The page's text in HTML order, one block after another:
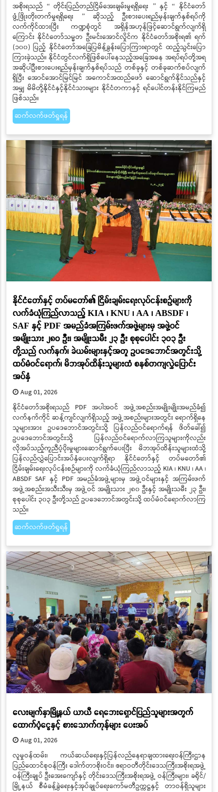
​​​​​​​အစိုးရသည် ‘‘ တိုင်းပြည်တည်ငြိမ်အေးချမ်းမှုရရှိရေး ’’ နှင့် ‘‘ နိုင်ငံတော်
ဖွံ့ဖြိုးတိုးတက်မှုရရှိရေး ’’ ဆိုသည့် ဦးစားပေးရည်မှန်းချက်နှစ်ရပ်ကို
လက်ကိုင်ထားပြီး ကဏ္ဍစုံတွင် အရှိန်အဟုန်ဖြင့်ဆောင်ရွက်လျက်ရှိ
ကြောင်း နိုင်ငံတော်သမ္မတ ဦးမင်းအောင်လှိုင်က နိုင်ငံတော်အစိုးရ၏ ရက်
(၁၀၀) ပြည့် နိုင်ငံတော်အခြေပြမိန့်ခွန်းပြောကြားရာတွင် ထည့်သွင်းပြော
ကြားခဲ့သည်။ နိုင်ငံတွင်လက်ရှိဖြစ်ပေါ်နေသည့်အခြေအနေ အရပ်ရပ်တို့အရ
အဆိုပါဦးစားပေးရည်မှန်းချက်နှစ်ရပ်သည် တစ်ခုနှင့် တစ်ခုဆက်စပ်လျက်
ရှိပြီး အောင်အောင်မြင်မြင် အကောင်အထည်ဖော် ဆောင်ရွက်နိုင်သည်နှင့်
အမျှ မိမိတို့နိုင်ငံနှင့်နိုင်ငံသားများ နိုင်ငံတကာနှင့် ရင်ပေါင်တန်းနိုင်ကြမည်
ဖြစ်သည်။
ဆက်လက်ဖတ်ရှုရန်
နိုင်ငံတော်နှင့် တပ်မတော်၏ ငြိမ်းချမ်းရေးလုပ်ငန်းစဉ်များကို
လက်ခံယုံကြည်လာသည့် KIA ၊ KNU ၊ AA ၊ ABSDF ၊
SAF နှင့် PDF အမည်ခံအကြမ်းဖက်အဖွဲ့များမှ အဖွဲ့ဝင်
အမျိုးသား ၂၈၀ ဦး၊ အမျိုးသမီး ၂၃ ဦး စုစုပေါင်း ၃၀၃ ဦး
တို့သည် လက်နက်၊ ခဲယမ်းများနှင့်အတူ ဥပဒေဘောင်အတွင်းသို့
ထပ်မံဝင်ရောက်၊ မိဘအုပ်ထိန်းသူများထံ စနစ်တကျလွှဲပြောင်း
အပ်နှံ
Aug 01, 2026
နိုင်ငံတော်အစိုးရသည် PDF အပါအဝင် အဖွဲ့အစည်းအမျိုးမျိုးအမည်ခံ၍
လက်နက်ကိုင် ဆန့်ကျင်လျက်ရှိသည့် အဖွဲ့အစည်းများအတွင်း ရောက်ရှိနေ
သူများအား ဥပဒေဘောင်အတွင်းသို့ ပြန်လည်ဝင်ရောက်ရန် ဖိတ်ခေါ်၍
ဥပဒေဘောင်အတွင်းသို့ ပြန်လည်ဝင်ရောက်လာကြသူများကိုလည်း
လိုအပ်သည့်ကူညီပံ့ပိုးမှုများဆောင်ရွက်ပေးပြီး မိဘအုပ်ထိန်းသူများထံသို့
ပြန်လည်လွှဲပြောင်းအပ်နှံပေးလျက်ရှိရာ နိုင်ငံတော်နှင့် တပ်မတော်၏
ငြိမ်းချမ်းရေးလုပ်ငန်းစဉ်များကို လက်ခံယုံကြည်လာသည့် KIA ၊ KNU ၊ AA ၊
ABSDF SAF နှင့် PDF အမည်ခံအဖွဲ့များမှ အဖွဲ့ဝင်များနှင့် အကြမ်းဖက်
အဖွဲ့အစည်းအသီးသီးမှ အဖွဲ့ဝင် အမျိုးသား ၂၈၀ ဦးနှင့် အမျိုးသမီး ၂၃ ဦး၊
စုစုပေါင်း ၃၀၃ ဦးတို့သည် ဥပဒေဘောင်အတွင်းသို့ ထပ်မံဝင်ရောက်လာကြ
သည်။
ဆက်လက်ဖတ်ရှုရန်
လေးမျက်နှာမြို့နယ် ယာယီ ရေဘေးရှောင်ပြည်သူများအတွက်
ထောက်ပံ့ငွေနှင့် စားသောက်ကုန်များ ပေးအပ်
Aug 01, 2026
လူမှုဝန်ထမ်း၊ ကယ်ဆယ်ရေးနှင့်ပြန်လည်နေရာချထားရေးဝန်ကြီးဌာန
ပြည်ထောင်စုဝန်ကြီး ဒေါက်တာစိုးဝင်း၊ ဧရာဝတီတိုင်းဒေသကြီးအစိုးရအဖွဲ့
ဝန်ကြီးချုပ် ဦးအေးကျော်နှင့် တိုင်းဒေသကြီးအစိုးရအဖွဲ့ ဝန်ကြီးများ၊ ခရိုင်/
မြို့နယ် စီမံခန့်ခွဲရေးနှင့်အုပ်ချုပ်ရေးကော်မတီဥက္ကဋ္ဌနှင့် တာဝန်ရှိသူများ